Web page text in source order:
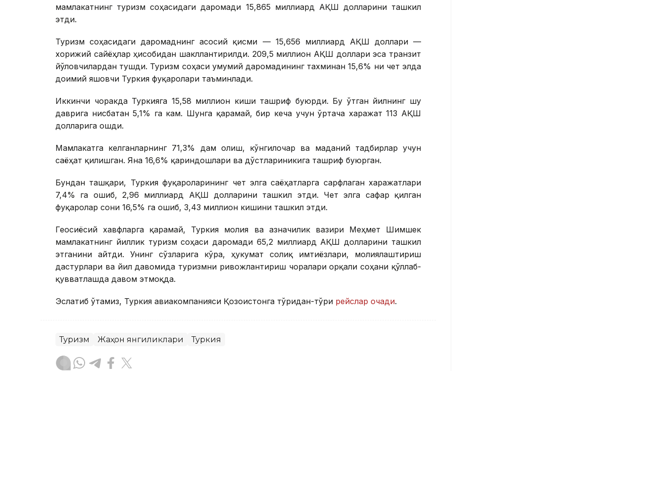
мамлакатнинг туризм соҳасидаги даромади 15,865 миллиард АҚШ долларини ташкил
этди.
Туризм соҳасидаги даромаднинг асосий қисми — 15,656 миллиард АҚШ доллари —
хорижий сайёҳлар ҳисобидан шакллантирилди. 209,5 миллион АҚШ доллари эса транзит
йўловчилардан тушди. Туризм соҳаси умумий даромадининг тахминан 15,6% ни чет элда
доимий яшовчи Туркия фуқаролари таъминлади.
Иккинчи чоракда Туркияга 15,58 миллион киши ташриф буюрди. Бу ўтган йилнинг шу
даврига нисбатан 5,1% га кам. Шунга қарамай, бир кеча учун ўртача харажат 113 АҚШ
долларига ошди.
Мамлакатга келганларнинг 71,3% дам олиш, кўнгилочар ва маданий тадбирлар учун
саёҳат қилишган. Яна 16,6% қариндошлари ва дўстлариникига ташриф буюрган.
Бундан ташқари, Туркия фуқароларининг чет элга саёҳатларга сарфлаган харажатлари
7,4% га ошиб, 2,96 миллиард АҚШ долларини ташкил этди. Чет элга сафар қилган
фуқаролар сони 16,5% га ошиб, 3,43 миллион кишини ташкил этди.
Геосиёсий хавфларга қарамай, Туркия молия ва ғазначилик вазири Меҳмет Шимшек
мамлакатнинг йиллик туризм соҳаси даромади 65,2 миллиард АҚШ долларини ташкил
этганини айтди. Унинг сўзларига кўра, ҳукумат солиқ имтиёзлари, молиялаштириш
дастурлари ва йил давомида туризмни ривожлантириш чоралари орқали соҳани қўллаб-
қувватлашда давом этмоқда.
Эслатиб ўтамиз, Туркия авиакомпанияси Қозоғистонга тўғридан-тўғри рейслар очади.
Туризм Жаҳон янгиликлари Туркия